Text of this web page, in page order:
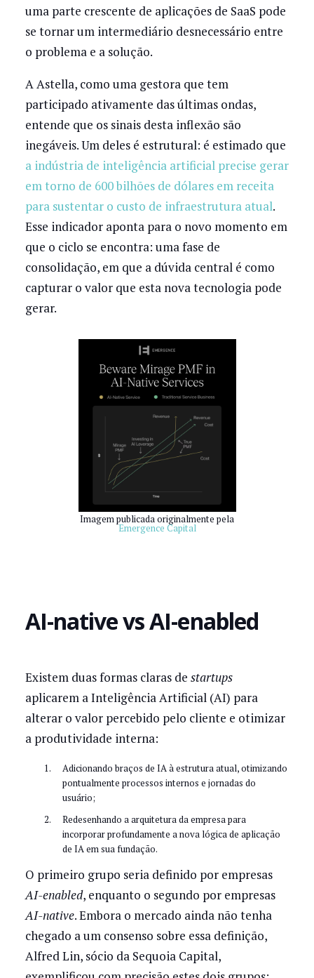
uma parte crescente de aplicações de SaaS pode
se tornar um intermediário desnecessário entre
o problema e a solução.
A Astella, como uma gestora que tem
participado ativamente das últimas ondas,
entende que os sinais desta inflexão são
inegáveis. Um deles é estrutural: é estimado que
a indústria de inteligência artificial precise gerar
em torno de 600 bilhões de dólares em receita
para sustentar o custo de infraestrutura atual.
Esse indicador aponta para o novo momento em
que o ciclo se encontra: uma fase de
consolidação, em que a dúvida central é como
capturar o valor que esta nova tecnologia pode
gerar.
Imagem publicada originalmente pela
Emergence Capital
‍AI-native vs AI-enabled‍
Existem duas formas claras de startups
aplicarem a Inteligência Artificial (AI) para
alterar o valor percebido pelo cliente e otimizar
a produtividade interna:
Adicionando braços de IA à estrutura atual, otimizando
pontualmente processos internos e jornadas do
usuário;
Redesenhando a arquitetura da empresa para
incorporar profundamente a nova lógica de aplicação
de IA em sua fundação.
O primeiro grupo seria definido por empresas
AI-enabled, enquanto o segundo por empresas
AI-native. Embora o mercado ainda não tenha
chegado a um consenso sobre essa definição,
Alfred Lin, sócio da Sequoia Capital,